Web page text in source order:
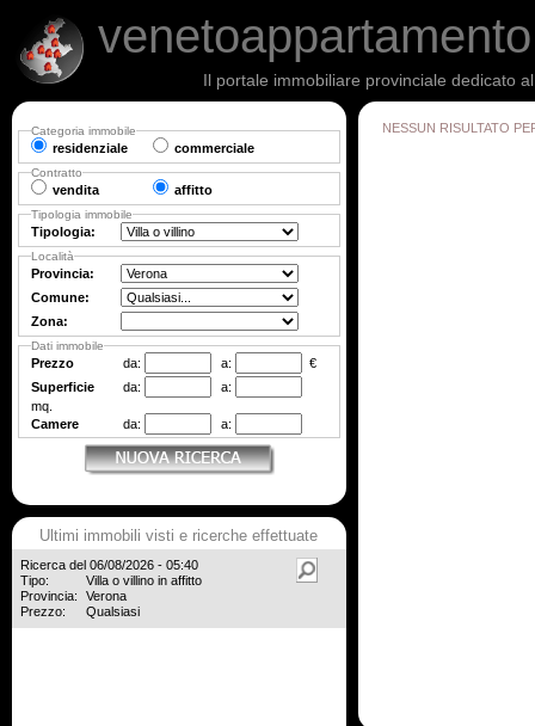
Il portale immobiliare provinciale dedicato
NESSUN RISULTATO
Categoria immobile
residenziale commerciale
Contratto
vendita affitto
Tipologia immobile
Tipologia:
Località
Provincia:
Comune:
Zona:
Dati immobile
Prezzo da: a:
€
Superficie
da:
a:
mq.
Camere
da: a:
Ultimi immobili visti e ricerche effettuate
Ricerca del 06/08/2026 - 05:40
Tipo:
Villa o villino in affitto
Provincia:
Verona
Prezzo:
Qualsiasi